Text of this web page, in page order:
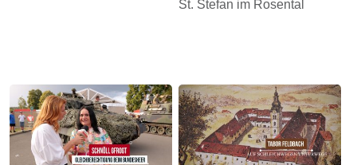
St. Stefan im Rosental